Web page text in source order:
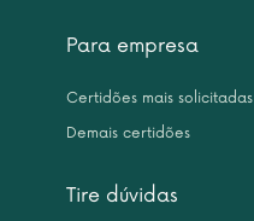
Para empresa
Certidões mais solicitadas
Demais certidões
Tire dúvidas